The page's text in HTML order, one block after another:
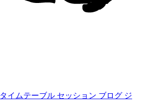
タイムテーブル セッション ブログ ジ